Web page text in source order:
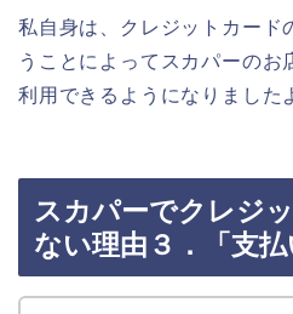
私自身は、クレジットカード
うことによってスカパーのお
利用できるようになりました
スカパーでクレジ
ない理由３．「支払